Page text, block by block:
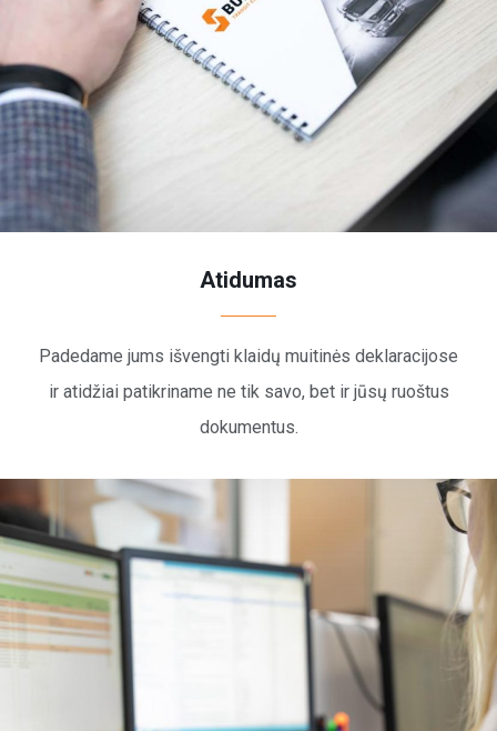
Atidumas
Padedame jums išvengti klaidų muitinės deklaracijose
ir atidžiai patikriname ne tik savo, bet ir jūsų ruoštus
dokumentus.